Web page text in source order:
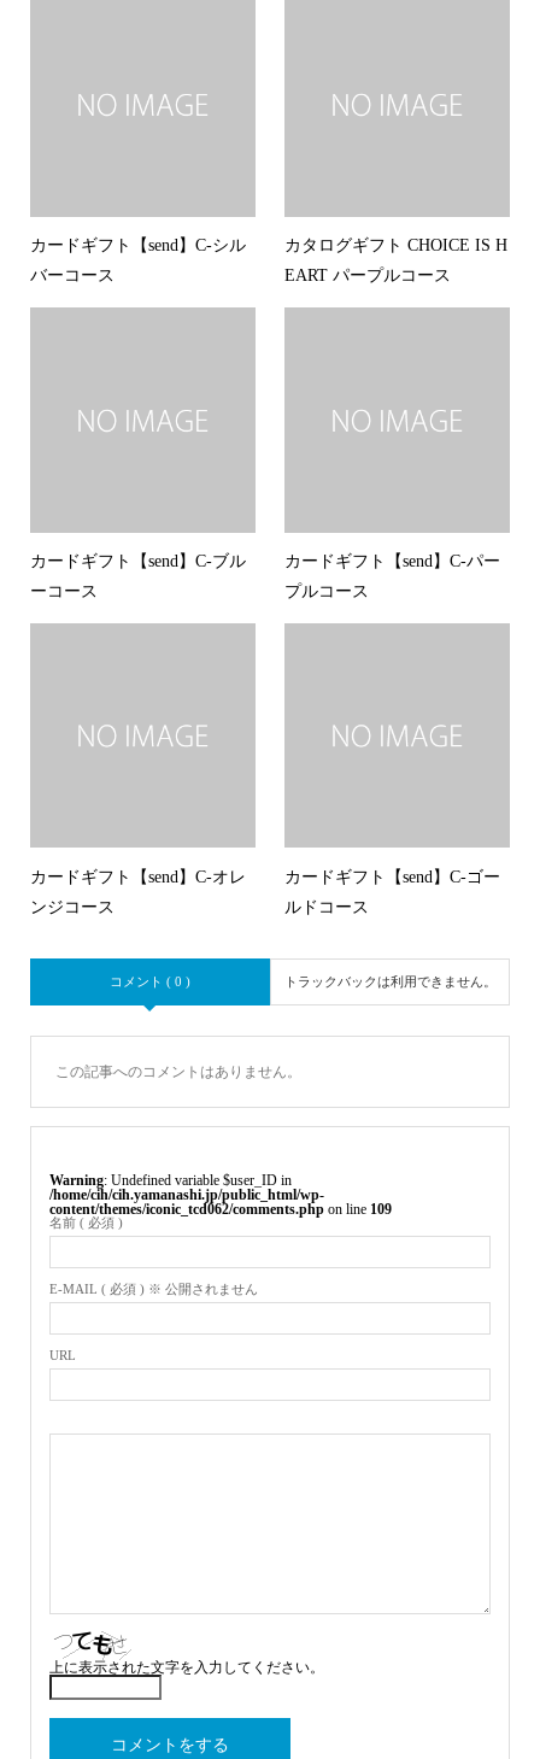
カードギフト【send】C-シル
バーコース
カタログギフト CHOICE IS H
EART パープルコース
カードギフト【send】C-ブル
ーコース
カードギフト【send】C-パー
プルコース
カードギフト【send】C-オレ
ンジコース
カードギフト【send】C-ゴー
ルドコース
コメント ( 0 ) トラックバックは利用できません。
この記事へのコメントはありません。
Warning : Undefined variable $user_ID in
/home/cih/cih.yamanashi.jp/public_html/wp-
content/themes/iconic_tcd062/comments.phpon line 109
名前 ( 必須 )
E-MAIL ( 必須 ) ※ 公開されません
URL
上に表示された文字を入力してください。